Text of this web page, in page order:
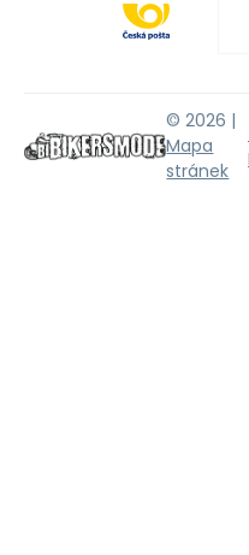
© 2026 |
Mapa
stránek